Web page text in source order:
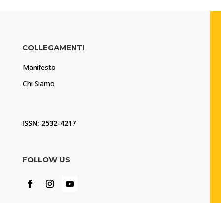
COLLEGAMENTI
Manifesto
Chi Siamo
ISSN: 2532-4217
FOLLOW US